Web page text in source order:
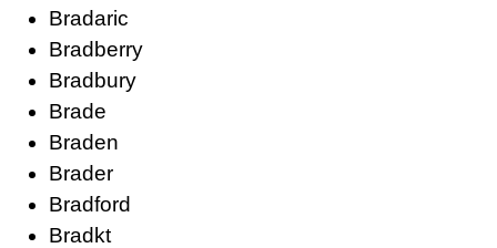
Bradaric
Bradberry
Bradbury
Brade
Braden
Brader
Bradford
Bradkt